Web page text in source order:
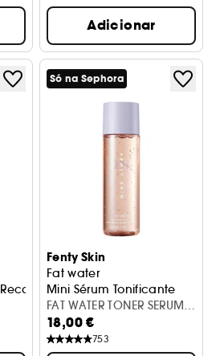
Adicionar
Creme Antimanchas Recarga
Só na Sephora
Fenty Skin
Fat water
Mini Sérum Tonificante
FAT WATER TONER SERUM
BOTF 50ML
18,00 €
753